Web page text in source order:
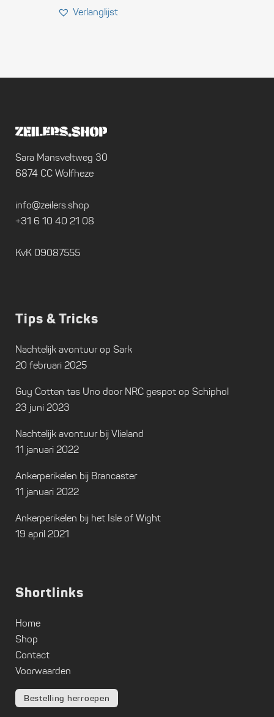
Sara Mansveltweg 30
6874 CC Wolfheze
info@zeilers.shop
+31 6 10 40 21 08
KvK 09087555
Tips & Tricks
Nachtelijk avontuur op Sark
20 februari 2025
Guy Cotten tas Uno door NRC gespot op Schiphol
23 juni 2023
Nachtelijk avontuur bij Vlieland
11 januari 2022
Ankerperikelen bij Brancaster
11 januari 2022
Ankerperikelen bij het Isle of Wight
19 april 2021
Shortlinks
Home
Shop
Contact
Voorwaarden
Bestelling herroepen